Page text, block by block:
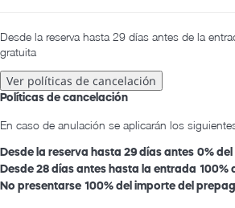
Desde la reserva hasta 29 días antes de la
gratuita
Ver políticas de cancelación
Políticas de cancelación
En caso de anulación se aplicarán los
Desde la reserva hasta 29 días antes 0%
Desde 28 días antes hasta la entrada 100%
No presentarse 100% del importe del